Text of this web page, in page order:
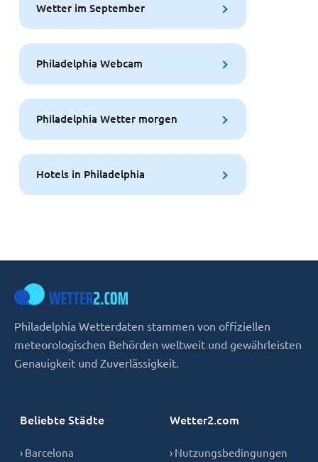
Wetter im September
Philadelphia Webcam
Philadelphia Wetter morgen
Hotels in Philadelphia
Philadelphia Wetterdaten stammen von offiziellen
meteorologischen Behörden weltweit und gewährleisten
Genauigkeit und Zuverlässigkeit.
Beliebte Städte
› Barcelona
Wetter2.com
› Nutzungsbedingungen